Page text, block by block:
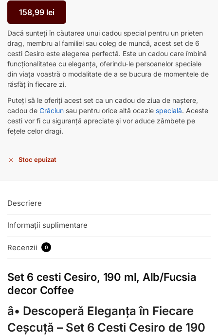
158,99 lei
Dacă sunteți în căutarea unui cadou special pentru un prieten
drag, membru al familiei sau coleg de muncă, acest set de 6
cesti Cesiro este alegerea perfectă. Este un cadou care îmbină
funcționalitatea cu eleganța, oferindu-le persoanelor speciale
din viața voastră o modalitate de a se bucura de momentele de
răsfăț în fiecare zi.
Puteți să le oferiți acest set ca un cadou de ziua de naștere,
cadou de Crăciun sau pentru orice altă ocazie specială. Aceste
cesti vor fi cu siguranță apreciate și vor aduce zâmbete pe
fețele celor dragi.
Stoc epuizat
Descriere
Informații suplimentare
Recenzii 0
Set 6 cesti Cesiro, 190 ml, Alb/Fucsia
decor Coffee
â• Descoperă Eleganța în Fiecare
Ceșcuță – Set 6 Cesti Cesiro de 190